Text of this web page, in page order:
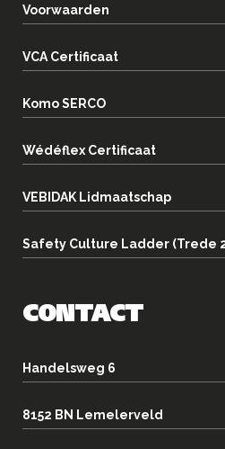
Voorwaarden
VCA Certificaat
Komo SERCO
Wédéflex Certificaat
VEBIDAK Lidmaatschap
Safety Culture Ladder (Trede
CONTACT
Handelsweg 6
8152 BN Lemelerveld